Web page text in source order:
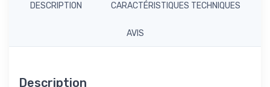
DESCRIPTION CARACTÉRISTIQUES TECHNIQUES
AVIS
Description